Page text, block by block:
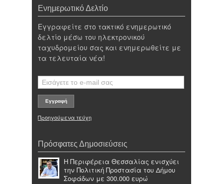
Ενημερωτικό Δελτίο
Εγγραφείτε στο τακτικό ενημερωτικό
δελτίο μέσω του ηλεκτρονικού
ταχυδρομείου σας και ενημερωθείτε με
τα τελευταία νέα!
Προηγούμενα τεύχη
Πρόσφατες Δημοσιεύσεις
Η Περιφέρεια Θεσσαλίας ενισχύει
την Πολιτική Προστασία του Δήμου
Σοφάδων με 300.000 ευρώ